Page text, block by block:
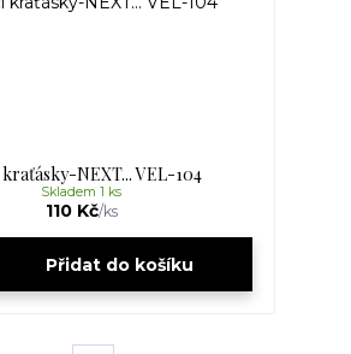
NEXT... VEL-104
110 Kč/ks
Skladem 1 ks
Přidat do košíku